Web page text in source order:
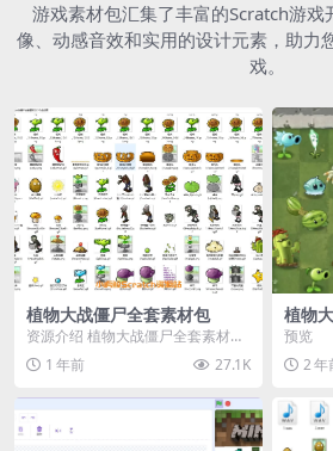
游戏素材包汇集了丰富的Scratch游戏
像、动感音效和实用的设计元素，助力
戏。
植物大战僵尸全套素材包
资源介绍 植物大战僵尸全套素材
包，包含227个丰富多样的素材，
涵盖角色、背景、动...
1 年前 27.1K
植物
览】
预览
2 年